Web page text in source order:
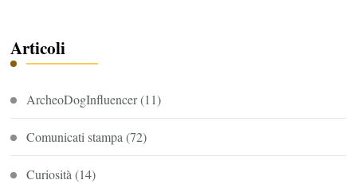
Articoli
ArcheoDogInfluencer(11)
Comunicati stampa (72)
Curiosità (14)